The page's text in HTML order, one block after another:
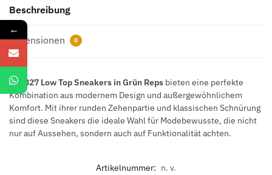
und
Schnürung
Grün
Menge
Beschreibung
Rezensionen 0
Die B27 Low Top Sneakers in Grün Reps bieten eine perfekte
Kombination aus modernem Design und außergewöhnlichem
Komfort. Mit ihrer runden Zehenpartie und klassischen Schnürung
sind diese Sneakers die ideale Wahl für Modebewusste, die nicht
nur auf Aussehen, sondern auch auf Funktionalität achten.
Artikelnummer: n. v.
←